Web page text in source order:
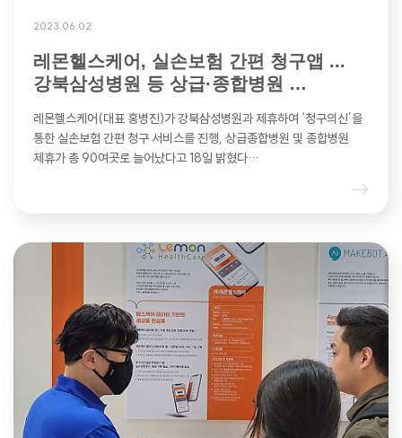
2023.06.02
레몬헬스케어, 실손보험 간편 청구앱 ...
강북삼성병원 등 상급·종합병원 …
레몬헬스케어(대표 홍병진)가 강북삼성병원과 제휴하여 ‘청구의신’을
통한 실손보험 간편 청구 서비스를 진행, 상급종합병원 및 종합병원
제휴가 총 90여곳로 늘어났다고 18일 밝혔다…